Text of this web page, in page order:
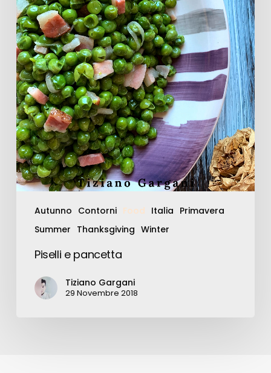
Autunno Contorni Food Italia Primavera
Summer Thanksgiving Winter
Piselli e pancetta
Tiziano Gargani
29 Novembre 2018